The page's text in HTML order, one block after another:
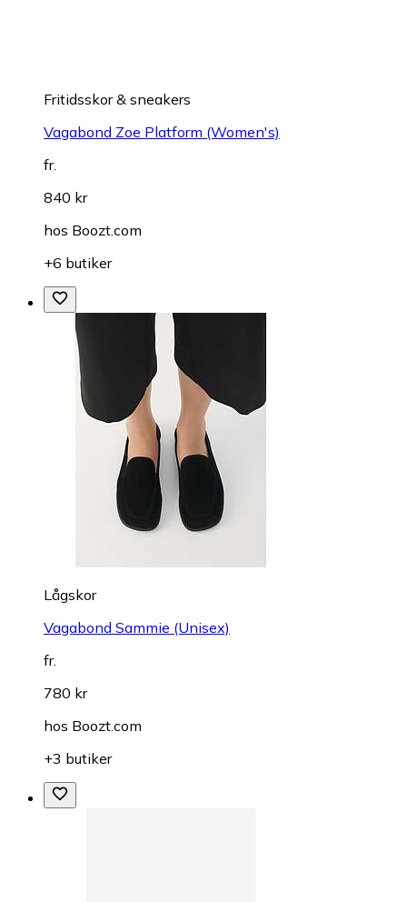
Fritidsskor & sneakers
Vagabond Zoe Platform (Women's)
fr.
840 kr
hos Boozt.com
+6 butiker
Lågskor
Vagabond Sammie (Unisex)
fr.
780 kr
hos Boozt.com
+3 butiker